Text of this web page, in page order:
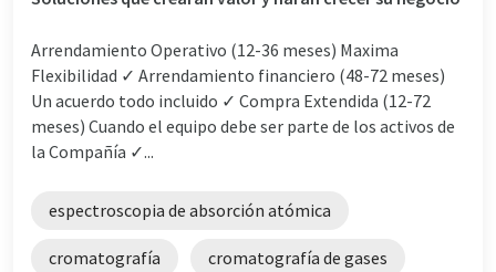
Arrendamiento Operativo (12-36 meses) Maxima
Flexibilidad ✓ Arrendamiento financiero (48-72 meses)
Un acuerdo todo incluido ✓ Compra Extendida (12-72
meses) Cuando el equipo debe ser parte de los activos de
la Compañía ✓...
espectroscopia de absorción atómica
cromatografía cromatografía de gases